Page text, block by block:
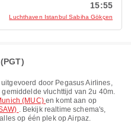
15:55
Luchthaven Istanbul Sabiha Gökçen
door Pegasus Airlines,
gemiddelde vluchttijd van2u 40m.
(MUC)en komt aan op
. Bekijk realtime schema's,
op één plek op Airpaz.